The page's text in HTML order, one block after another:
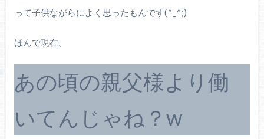
って子供ながらによく思ったもんです(^_^;)
ほんで現在。
あの頃の親父様より働
いてんじゃね？w